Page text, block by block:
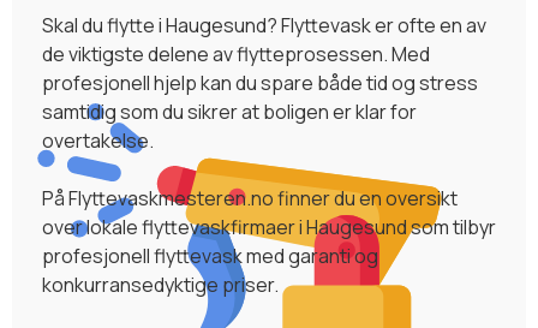
Skal du flytte i Haugesund? Flyttevask er ofte en av
de viktigste delene av flytteprosessen. Med
profesjonell hjelp kan du spare både tid og stress
samtidig som du sikrer at boligen er klar for
overtakelse.
På Flyttevaskmesteren.no finner du en oversikt
over lokale flyttevaskfirmaer i Haugesund som tilbyr
profesjonell flyttevask med garanti og
konkurransedyktige priser.